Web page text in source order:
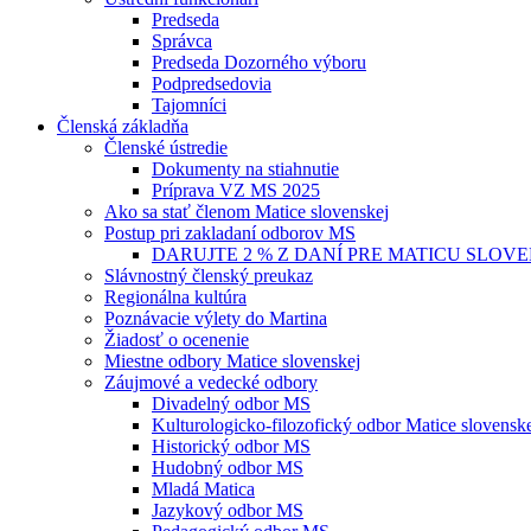
Predseda
Správca
Predseda Dozorného výboru
Podpredsedovia
Tajomníci
Členská základňa
Členské ústredie
Dokumenty na stiahnutie
Príprava VZ MS 2025
Ako sa stať členom Matice slovenskej
Postup pri zakladaní odborov MS
DARUJTE 2 % Z DANÍ PRE MATICU
Slávnostný členský preukaz
Regionálna kultúra
Poznávacie výlety do Martina
Žiadosť o ocenenie
Miestne odbory Matice slovenskej
Záujmové a vedecké odbory
Divadelný odbor MS
Kulturologicko-filozofický odbor Matice
Historický odbor MS
Hudobný odbor MS
Mladá Matica
Jazykový odbor MS